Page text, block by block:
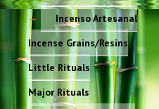
Incenso Artesanal
Incense Grains/Resins
Little Rituals
Major Rituals